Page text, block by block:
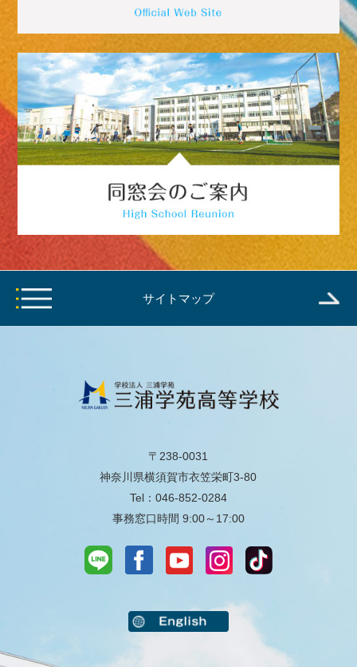
サイトマップ
〒238-0031
神奈川県横須賀市衣笠栄町3-80
Tel：046-852-0284
事務窓口時間 9:00～17:00